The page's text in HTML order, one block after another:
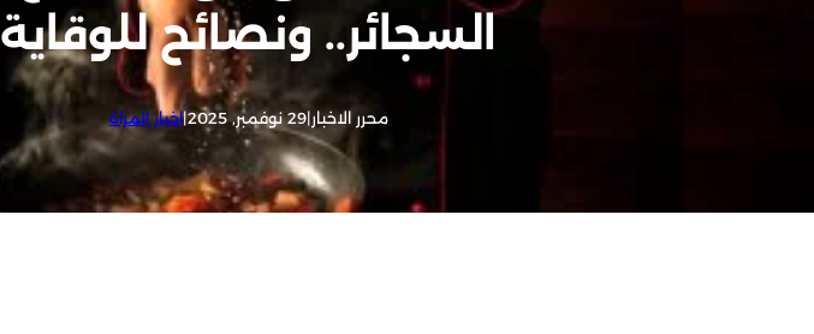
السجائر.. ونصائح للوقاية
محرر الاخبار|29 نوفمبر, 2025 |اخبار المراة